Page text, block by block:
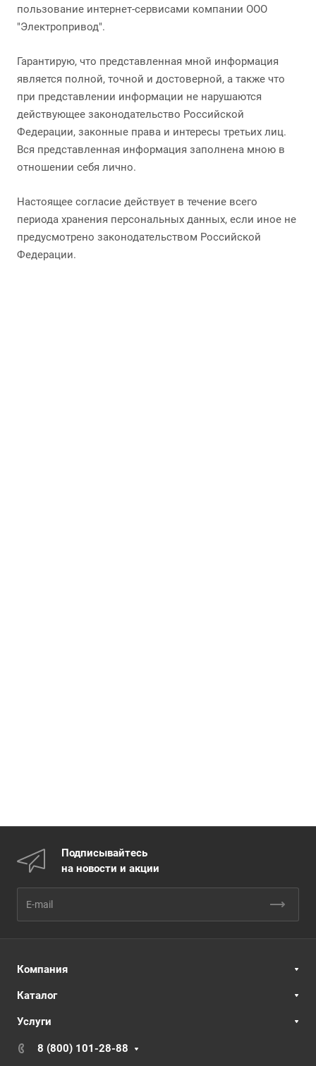
пользование интернет-сервисами компании ООО
"Электропривод".
Гарантирую, что представленная мной информация
является полной, точной и достоверной, а также что
при представлении информации не нарушаются
действующее законодательство Российской
Федерации, законные права и интересы третьих лиц.
Вся представленная информация заполнена мною в
отношении себя лично.
Настоящее согласие действует в течение всего
периода хранения персональных данных, если иное не
предусмотрено законодательством Российской
Федерации.
Подписывайтесь
на новости и акции
Компания
Каталог
Услуги
8 (800) 101-28-88